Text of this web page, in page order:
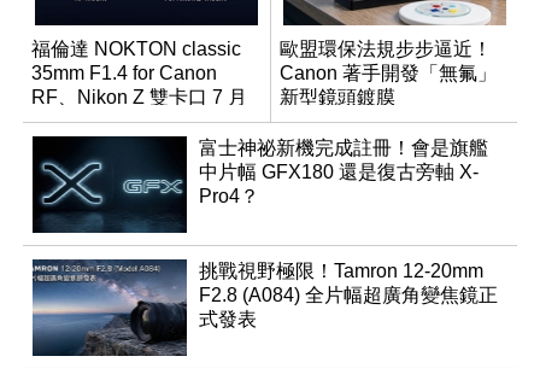
福倫達 NOKTON classic
35mm F1.4 for Canon
RF、Nikon Z 雙卡口 7 月
同步登台
歐盟環保法規步步逼近！
Canon 著手開發「無氟」
新型鏡頭鍍膜
富士神祕新機完成註冊！會是旗艦
中片幅 GFX180 還是復古旁軸 X-
Pro4？
挑戰視野極限！Tamron 12-20mm
F2.8 (A084) 全片幅超廣角變焦鏡正
式發表